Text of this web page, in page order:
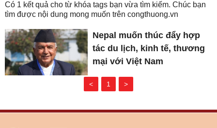
Có 1 kết quả cho từ khóa tags bạn vừa tìm kiếm. Chúc bạn
tìm được nội dung mong muốn trên congthuong.vn
Nepal muốn thúc đẩy hợp
tác du lịch, kinh tế, thương
mại với Việt Nam
< 1 >